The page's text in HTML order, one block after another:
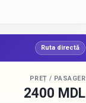
Ruta directă
PREȚ / PASAGER
2400 MDL